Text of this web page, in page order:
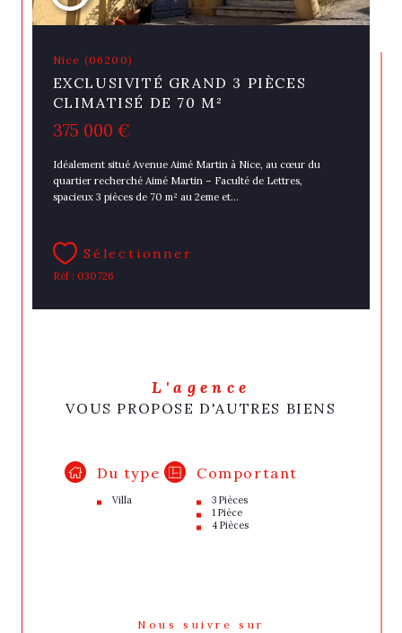
Nice (06200)
EXCLUSIVITÉ GRAND 3 PIÈCES
CLIMATISÉ DE 70 M²
375 000 €
Idéalement situé Avenue Aimé Martin à Nice, au cœur du
quartier recherché Aimé Martin – Faculté de Lettres,
spacieux 3 pièces de 70 m² au 2eme et...
Sélectionner
Réf : 030726
L'agence
VOUS PROPOSE D'AUTRES BIENS
Du type
Villa
Comportant
3 Pièces
1 Pièce
4 Pièces
Nous suivre sur